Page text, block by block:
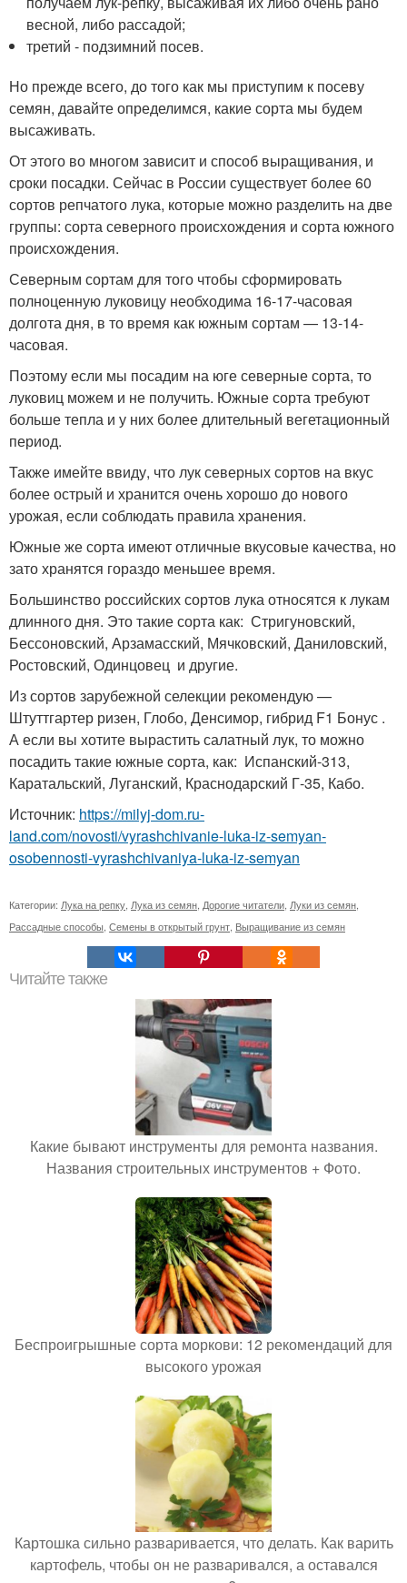
весной, либо рассадой;
третий - подзимний посев.
Но прежде всего, до того как мы приступим к посеву
семян, давайте определимся, какие сорта мы будем
высаживать.
От этого во многом зависит и способ выращивания, и
сроки посадки. Сейчас в России существует более 60
сортов репчатого лука, которые можно разделить на две
группы: сорта северного происхождения и сорта южного
происхождения.
Северным сортам для того чтобы сформировать
полноценную луковицу необходима 16-17-часовая
долгота дня, в то время как южным сортам — 13-14-
часовая.
Поэтому если мы посадим на юге северные сорта, то
луковиц можем и не получить. Южные сорта требуют
больше тепла и у них более длительный вегетационный
период.
Также имейте ввиду, что лук северных сортов на вкус
более острый и хранится очень хорошо до нового
урожая, если соблюдать правила хранения.
Южные же сорта имеют отличные вкусовые качества, но
зато хранятся гораздо меньшее время.
Большинство российских сортов лука относятся к лукам
длинного дня. Это такие сорта как: Стригуновский,
Бессоновский, Арзамасский, Мячковский, Даниловский,
Ростовский, Одинцовец и другие.
Из сортов зарубежной селекции рекомендую —
Штуттгартер ризен, Глобо, Денсимор, гибрид F1 Бонус .
А если вы хотите вырастить салатный лук, то можно
посадить такие южные сорта, как: Испанский-313,
Каратальский, Луганский, Краснодарский Г-35, Кабо.
Источник: https://milyj-dom.ru-
land.com/novosti/vyrashchivanie-luka-iz-semyan-
osobennosti-vyrashchivaniya-luka-iz-semyan
Категории: Лука на репку, Лука из семян, Дорогие читатели, Луки из семян,
Рассадные способы, Семены в открытый грунт, Выращивание из семян
Читайте также
Какие бывают инструменты для ремонта названия.
Названия строительных инструментов + Фото.
Беспроигрышные сорта моркови: 12 рекомендаций для
высокого урожая
Картошка сильно разваривается, что делать. Как варить
картофель, чтобы он не разваривался, а оставался